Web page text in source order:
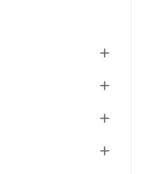



